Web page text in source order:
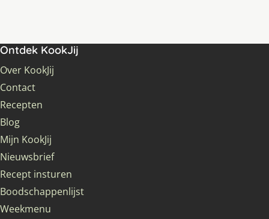
Ontdek KookJij
Over KookJij
Contact
Recepten
Blog
Mijn KookJij
Nieuwsbrief
Recept insturen
Boodschappenlijst
Weekmenu